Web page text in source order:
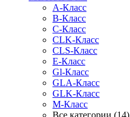
A-Класс
B-Класс
C-Класс
CLK-Класс
CLS-Класс
E-Класс
Gl-Класс
GLA-Класс
GLK-Класс
M-Класс
Все категории (14)